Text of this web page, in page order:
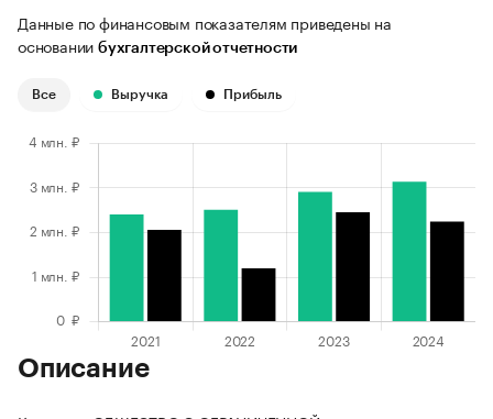
Данные по финансовым показателям приведены на
основании бухгалтерской отчетности
Все Выручка Прибыль
Описание